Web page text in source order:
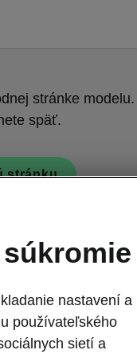
stránke
späť.
stránku
Škoda Elroq
nastavení a
používateľského
sietí a